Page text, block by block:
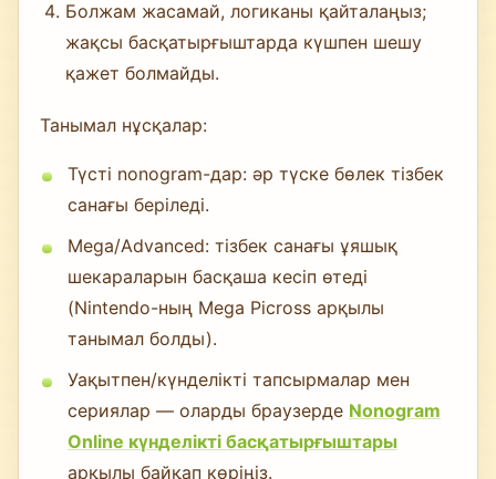
Болжам жасамай, логиканы қайталаңыз;
жақсы басқатырғыштарда күшпен шешу
қажет болмайды.
Танымал нұсқалар:
Түсті nonogram-дар: әр түске бөлек тізбек
санағы беріледі.
Mega/Advanced: тізбек санағы ұяшық
шекараларын басқаша кесіп өтеді
(Nintendo-ның Mega Picross арқылы
танымал болды).
Уақытпен/күнделікті тапсырмалар мен
сериялар — оларды браузерде Nonogram
Online күнделікті басқатырғыштары
арқылы байқап көріңіз.